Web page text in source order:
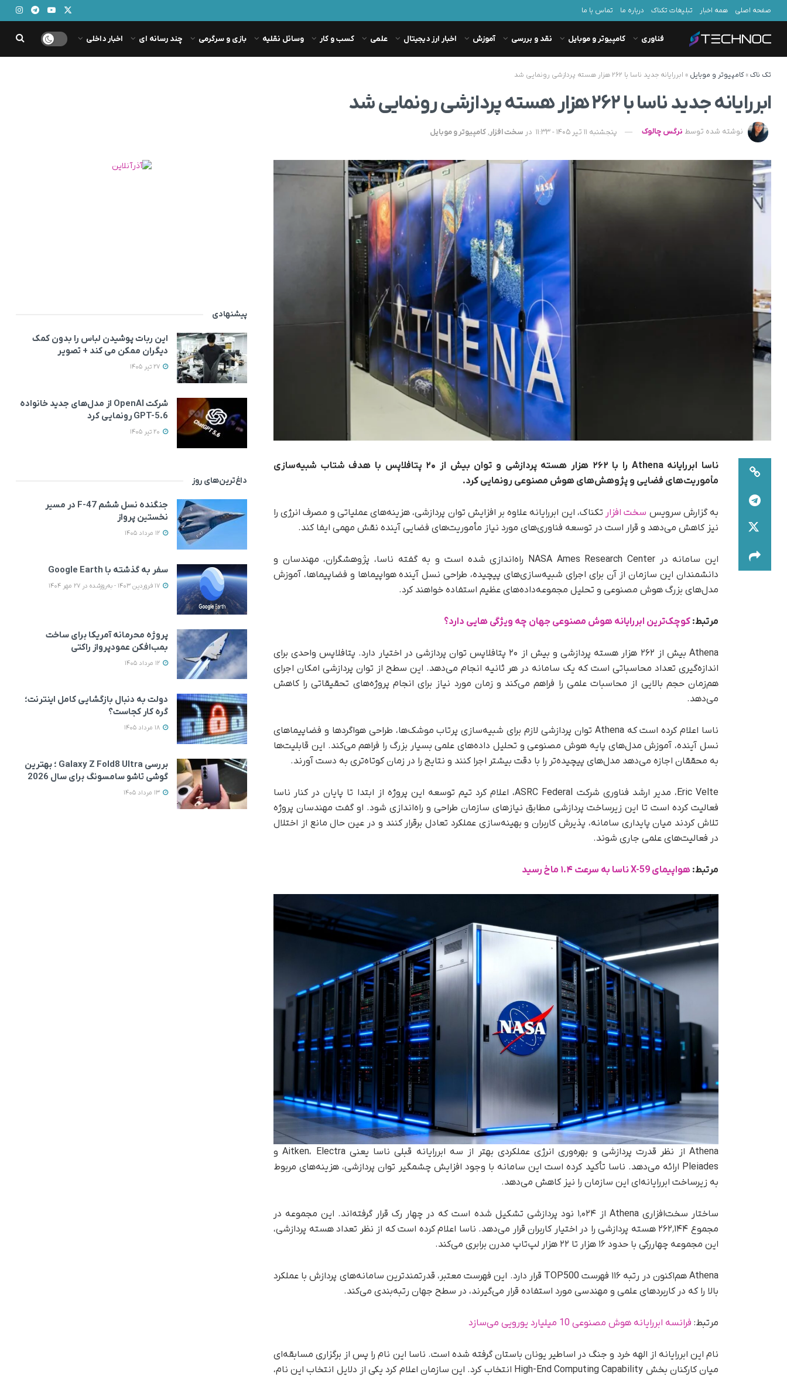
صفحه اصلی همه اخبار تبلیغات تکناک درباره ما تماس با ما
فناوری کامپیوتر و موبایل نقد و بررسی آموزش اخبار ارز دیجیتال علمی کسب و کار وسائل نقلیه بازی و سرگرمی چند رسانه ای اخبار داخلی
تک ناک»کامپیوتر و موبایل » ابررایانه جدید ناسا با ۲۶۲ هزار هسته پردازشی رونمایی شد
ابررایانه جدید ناسا با ۲۶۲ هزار هسته پردازشی رونمایی شد
نوشته شده توسط نرگس چالوک پنجشنبه 11 تیر 1405 - 11:33 در سخت افزار,کامپیوتر و موبایل
ناسا ابررایانه Athena را با ۲۶۲ هزار هسته پردازشی و توان بیش از ۲۰ پتافلاپس با هدف شتاب شبیه‌سازی
مأموریت‌های فضایی و پژوهش‌های هوش مصنوعی رونمایی کرد.
به گزارش سرویس سخت افزار تکناک، این ابررایانه علاوه بر افزایش توان پردازشی، هزینه‌های عملیاتی و مصرف انرژی را
نیز کاهش می‌دهد و قرار است در توسعه فناوری‌های مورد نیاز مأموریت‌های فضایی آینده نقش مهمی ایفا کند.
این سامانه در NASA Ames Research Center راه‌اندازی شده است و به گفته ناسا، پژوهشگران، مهندسان و
دانشمندان این سازمان از آن برای اجرای شبیه‌سازی‌های پیچیده، طراحی نسل آینده هواپیماها و فضاپیماها، آموزش
مدل‌های بزرگ هوش مصنوعی و تحلیل مجموعه‌داده‌های عظیم استفاده خواهند کرد.
مرتبط: کوچک‌ترین ابررایانه‌ هوش مصنوعی جهان چه ویژگی هایی دارد؟
Athena بیش از ۲۶۲ هزار هسته پردازشی و بیش از ۲۰ پتافلاپس توان پردازشی در اختیار دارد. پتافلاپس واحدی برای
اندازه‌گیری تعداد محاسباتی است که یک سامانه در هر ثانیه انجام می‌دهد. این سطح از توان پردازشی امکان اجرای
هم‌زمان حجم بالایی از محاسبات علمی را فراهم می‌کند و زمان مورد نیاز برای انجام پروژه‌های تحقیقاتی را کاهش
می‌دهد.
ناسا اعلام کرده است که Athena توان پردازشی لازم برای شبیه‌سازی پرتاب موشک‌ها، طراحی هواگردها و فضاپیماهای
نسل آینده، آموزش مدل‌های پایه هوش مصنوعی و تحلیل داده‌های علمی بسیار بزرگ را فراهم می‌کند. این قابلیت‌ها
به محققان اجازه می‌دهد مدل‌های پیچیده‌تر را با دقت بیشتر اجرا کنند و نتایج را در زمان کوتاه‌تری به دست آورند.
Eric Velte، مدیر ارشد فناوری شرکت ASRC Federal، اعلام کرد تیم توسعه این پروژه از ابتدا تا پایان در کنار ناسا
فعالیت کرده است تا این زیرساخت پردازشی مطابق نیازهای سازمان طراحی و راه‌اندازی شود. او گفت مهندسان پروژه
تلاش کردند میان پایداری سامانه، پذیرش کاربران و بهینه‌سازی عملکرد تعادل برقرار کنند و در عین حال مانع از اختلال
در فعالیت‌های علمی جاری شوند.
مرتبط: هواپیمای X-59 ناسا به سرعت ۱.۴ ماخ رسید
Athena از نظر قدرت پردازشی و بهره‌وری انرژی عملکردی بهتر از سه ابررایانه قبلی ناسا یعنی Aitken، Electra و
Pleiades ارائه می‌دهد. ناسا تأکید کرده است این سامانه با وجود افزایش چشمگیر توان پردازشی، هزینه‌های مربوط
به زیرساخت ابررایانه‌ای این سازمان را نیز کاهش می‌دهد.
ساختار سخت‌افزاری Athena از ۱٬۰۲۴ نود پردازشی تشکیل شده است که در چهار رک قرار گرفته‌اند. این مجموعه در
مجموع ۲۶۲٬۱۴۴ هسته پردازشی را در اختیار کاربران قرار می‌دهد. ناسا اعلام کرده است که از نظر تعداد هسته پردازشی،
این مجموعه چهاررکی با حدود ۱۶ هزار تا ۲۲ هزار لپ‌تاپ مدرن برابری می‌کند.
Athena هم‌اکنون در رتبه ۱۱۶ فهرست TOP500 قرار دارد. این فهرست معتبر، قدرتمندترین سامانه‌های پردازش با عملکرد
بالا را که در کاربردهای علمی و مهندسی مورد استفاده قرار می‌گیرند، در سطح جهان رتبه‌بندی می‌کند.
مرتبط: فرانسه ابررایانه هوش مصنوعی 10 میلیارد یورویی می‌سازد
نام این ابررایانه از الهه خرد و جنگ در اساطیر یونان باستان گرفته شده است. ناسا این نام را پس از برگزاری مسابقه‌ای
میان کارکنان بخش High-End Computing Capability انتخاب کرد. این سازمان اعلام کرد یکی از دلایل انتخاب این نام،
پیشنهادی
این ربات پوشیدن لباس را بدون کمک
دیگران ممکن می‌ کند + تصویر
شرکت OpenAI از مدل‌های جدید خانواده
GPT-5.6 رونمایی کرد
داغ‌ترین‌های روز
جنگنده نسل ششم F-47 در مسیر
نخستین پرواز
سفر به گذشته با Google Earth
پروژه محرمانه آمریکا برای ساخت
بمب‌افکن عمودپرواز راکتی
دولت به دنبال بازگشایی کامل اینترنت؛
گره کار کجاست؟
بررسی Galaxy Z Fold8 Ultra ؛ بهترین
گوشی تاشو سامسونگ برای سال 2026